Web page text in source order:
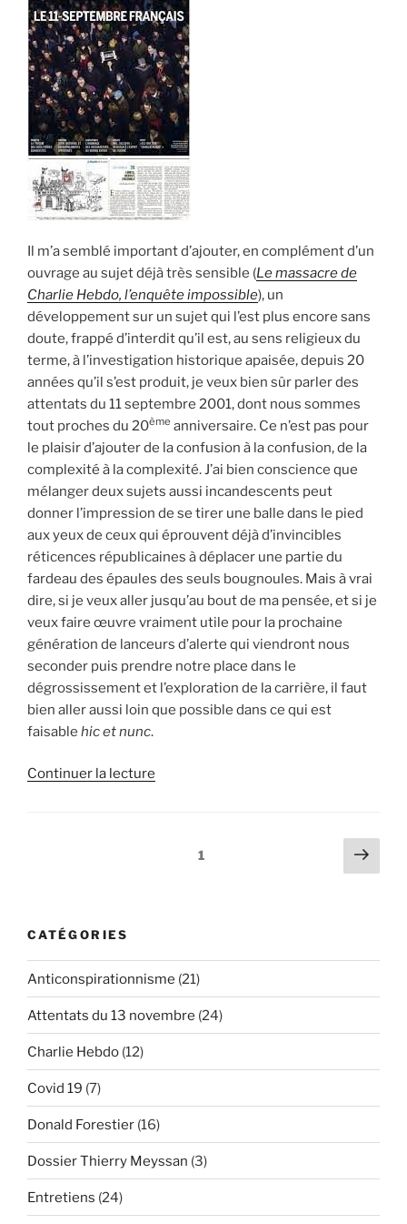
13
novembre
(1/2) »
Il m’a semblé important d’ajouter, en complément d’un
ouvrage au sujet déjà très sensible (Le massacre de
Charlie Hebdo, l’enquête impossible), un
développement sur un sujet qui l’est plus encore sans
doute, frappé d’interdit qu’il est, au sens religieux du
terme, à l’investigation historique apaisée, depuis 20
années qu’il s’est produit, je veux bien sûr parler des
attentats du 11 septembre 2001, dont nous sommes
tout proches du 20ème anniversaire. Ce n’est pas pour
le plaisir d’ajouter de la confusion à la confusion, de la
complexité à la complexité. J’ai bien conscience que
mélanger deux sujets aussi incandescents peut
donner l’impression de se tirer une balle dans le pied
aux yeux de ceux qui éprouvent déjà d’invincibles
réticences républicaines à déplacer une partie du
fardeau des épaules des seuls bougnoules. Mais à vrai
dire, si je veux aller jusqu’au bout de ma pensée, et si je
veux faire œuvre vraiment utile pour la prochaine
génération de lanceurs d’alerte qui viendront nous
seconder puis prendre notre place dans le
dégrossissement et l’exploration de la carrière, il faut
bien aller aussi loin que possible dans ce qui est
faisable hic et nunc.
Continuer la lecture
massacre
filiation ? »
Page1
Page
CATÉGORIES
Anticonspirationnisme (21)
Attentats du 13 novembre (24)
Charlie Hebdo (12)
Covid 19 (7)
Donald Forestier (16)
Dossier Thierry Meyssan (3)
Entretiens (24)